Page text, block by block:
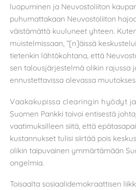
luopuminen ja Neuvostoliiton
puhumattakaan Neuvostoliiton
väistämättä kuuluneet yhteen.
muistelmissaan, ”[n]äissä
tietenkin lähtökohtana, että
sen talousjärjestelmä olikin rajussa
ennustettavissa olevassa
Vaakakupissa clearingin hyödyt
Suomen Pankki toivoi entisestä
vaatimuksilleen siitä, että
kustannukset tulisi siirtää pois
olikin taipuvainen ymmärtämään
ongelmia.
Toisaalta sosiaalidemokraattisen